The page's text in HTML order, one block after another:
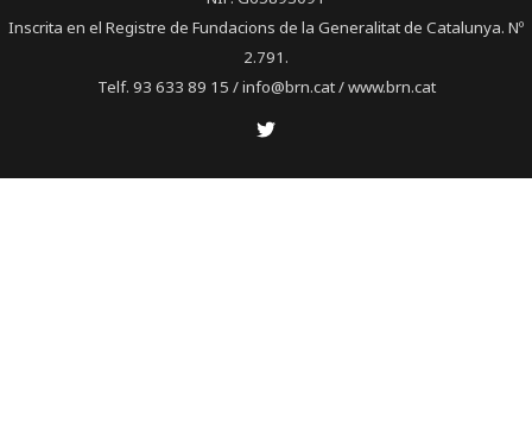
Inscrita en el Registre de Fundacions de la Generalitat de Catalunya. Nº
2.791.
Telf. 93 633 89 15 / info@brn.cat / www.brn.cat